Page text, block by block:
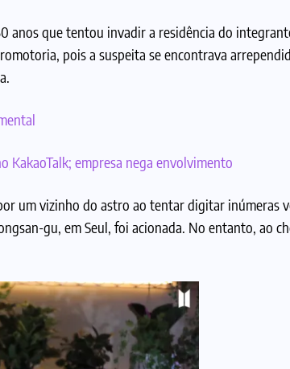
anos que tentou invadir a residência do
pois a suspeita se encontrava
KakaoTalk; empresa nega envolvimento
um vizinho do astro ao tentar digitar inúmeras
gu, em Seul, foi acionada. No entanto, ao